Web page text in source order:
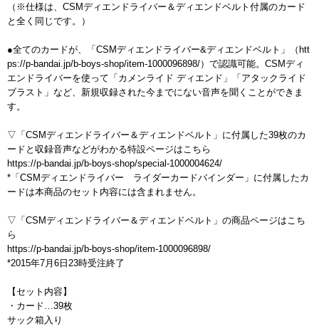
（※仕様は、CSMディエンドライバー＆ディエンドベルト付属のカード
と全く同じです。）
●全てのカードが、「CSMディエンドライバー&ディエンドベルト」（htt
ps://p-bandai.jp/b-boys-shop/item-1000096898/）で認識可能。CSMディ
エンドライバーを使って「カメンライド ディエンド」「アタックライド
ブラスト」など、新規収録された今までにない音声を聞くことができま
す。
▽「CSMディエンドライバー＆ディエンドベルト」に付属した39枚のカ
ードと収録音声などがわかる特設ページはこちら
https://p-bandai.jp/b-boys-shop/special-1000004624/
*「CSMディエンドライバー ライダーカードバインダー」に付属したカ
ードは本商品のセット内容には含まれません。
▽「CSMディエンドライバー＆ディエンドベルト」の商品ページはこち
ら
https://p-bandai.jp/b-boys-shop/item-1000096898/
*2015年7月6日23時受注終了
【セット内容】
・カード…39枚
サック箱入り